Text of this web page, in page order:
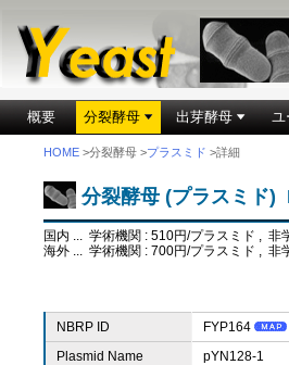
概要 分裂酵母 出芽酵母 ユ
HOME >分裂酵母 >プラスミド >詳細
分裂酵母 (プラスミド)
国内 ... 学術機関 : 510円/プラスミド , 非
海外 ... 学術機関 : 700円/プラスミド , 非
NBRP ID
FYP164
Plasmid Name
pYN128-1